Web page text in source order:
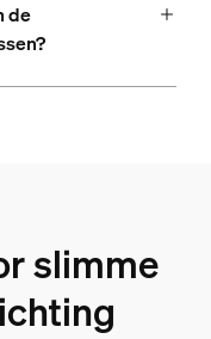
de
slimme